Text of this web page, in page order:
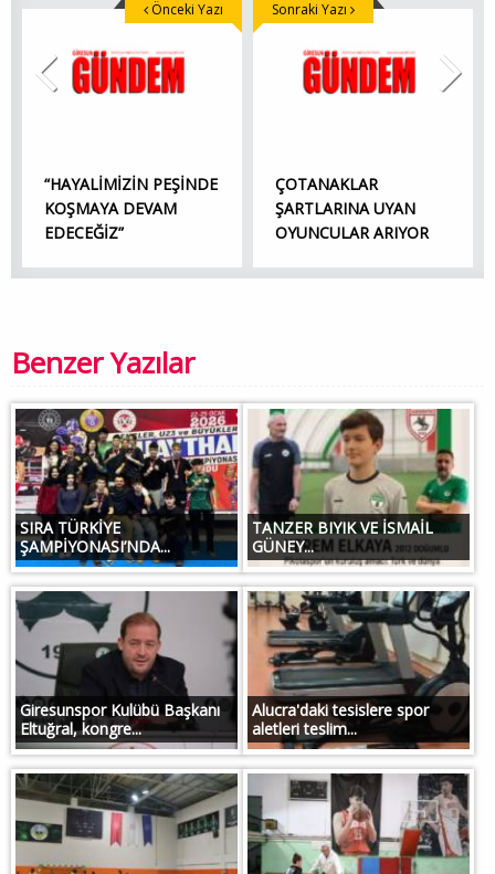
“HAYALİMİZİN PEŞİNDE
KOŞMAYA DEVAM
EDECEĞİZ”
Önceki Yazı
ÇOTANAKLAR
ŞARTLARINA UYAN
OYUNCULAR ARIYOR
Sonraki Yazı
Benzer Yazılar
SIRA TÜRKİYE
ŞAMPİYONASI’NDA...
TANZER BIYIK VE İSMAİL
GÜNEY...
Giresunspor Kulübü Başkanı
Eltuğral, kongre...
Alucra'daki tesislere spor
aletleri teslim...